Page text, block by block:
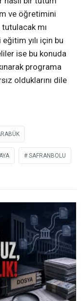
ve öğretimini
mı
yılı için bu
ise bu konuda
programa
olduklarını dile
SAFRANBOLU